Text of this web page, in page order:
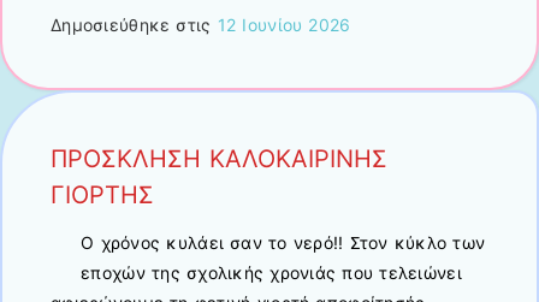
Δημοσιεύθηκε στις 12 Ιουνίου 2026
ΠΡΟΣΚΛΗΣΗ ΚΑΛΟΚΑΙΡΙΝΗΣ
ΓΙΟΡΤΗΣ
Ο χρόνος κυλάει σαν το νερό!! Στον κύκλο των
εποχών της σχολικής χρονιάς που τελειώνει